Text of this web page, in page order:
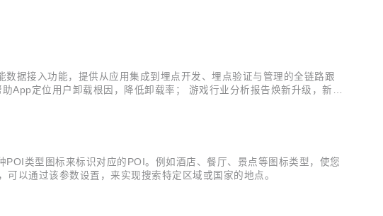
据接入功能，提供从应用集成到埋点开发、埋点验证与管理的全链路跟
App定位用户卸载根因，降低卸载率； 游戏行业分析报告焕新升级，新增
类型图标来标识对应的POI。例如酒店、餐厅、景点等图标类型，使您
以通过该参数设置，来实现搜索特定区域或国家的地点。